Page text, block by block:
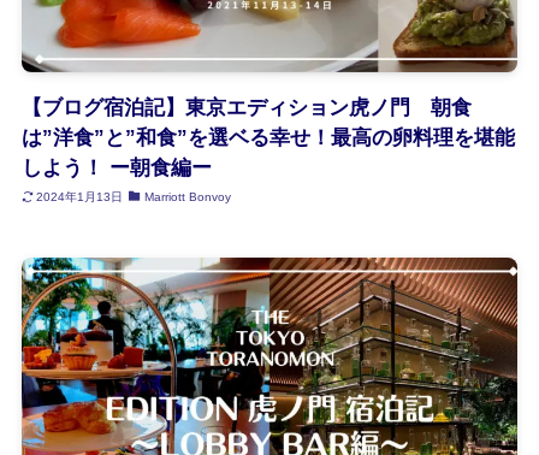
【ブログ宿泊記】東京エディション虎ノ門 朝食
は”洋食”と”和食”を選ベる幸せ！最高の卵料理を堪能
しよう！ ー朝食編ー
2024年1月13日 Marriott Bonvoy